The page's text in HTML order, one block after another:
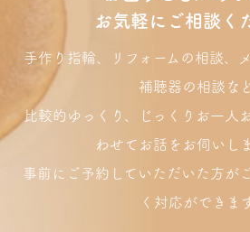
お気軽にご相談く
手作り指輪、リフォームの相談、
補聴器の相談な
比較的ゆっくり、じっくりお一人
わせてお話をお伺いし
事前にご予約していただいた方が
く対応ができます